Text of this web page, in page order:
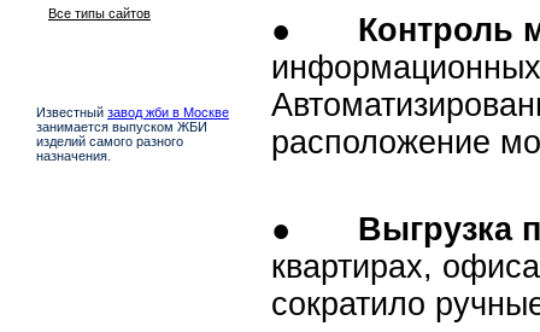
Все типы сайтов
Известный завод жби в Москве
занимается выпуском ЖБИ
изделий самого разного
назначения.
● Контроль
информационных
расположение
● Выгрузка
квартирах,
сократило